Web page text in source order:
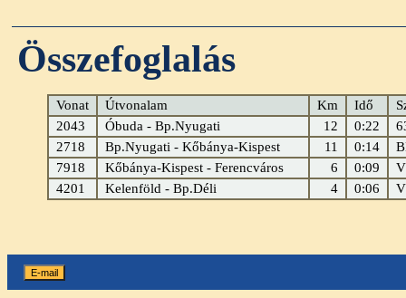
Összefoglalás
Vonat Útvonalam Km Idő
2043
Óbuda - Bp.Nyugati 12 0:22
2718
Bp.Nyugati - Kőbánya-Kispest 11 0:14
7918
Kőbánya-Kispest - Ferencváros 6 0:09
4201
Kelenföld - Bp.Déli 4 0:06
E-mail